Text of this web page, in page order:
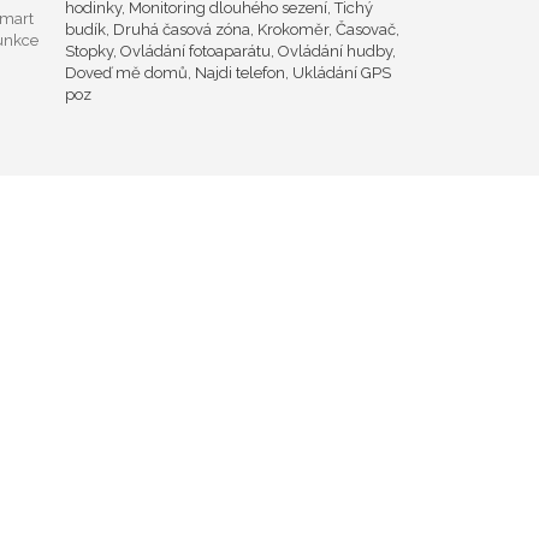
hodinky, Monitoring dlouhého sezení, Tichý
budík, Druhá časová zóna, Krokoměr, Časovač,
Stopky, Ovládání fotoaparátu, Ovládání hudby,
Doveď mě domů, Najdi telefon, Ukládání GPS
poz